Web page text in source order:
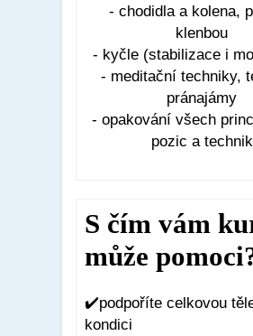
- chodidla a kolena,
klenbou
- kyčle (stabilizace i
- meditační techniky,
pránajámy
- opakování všech
pozic a technik
S čím vám
může
✔️podpoříte celkovou
kondici